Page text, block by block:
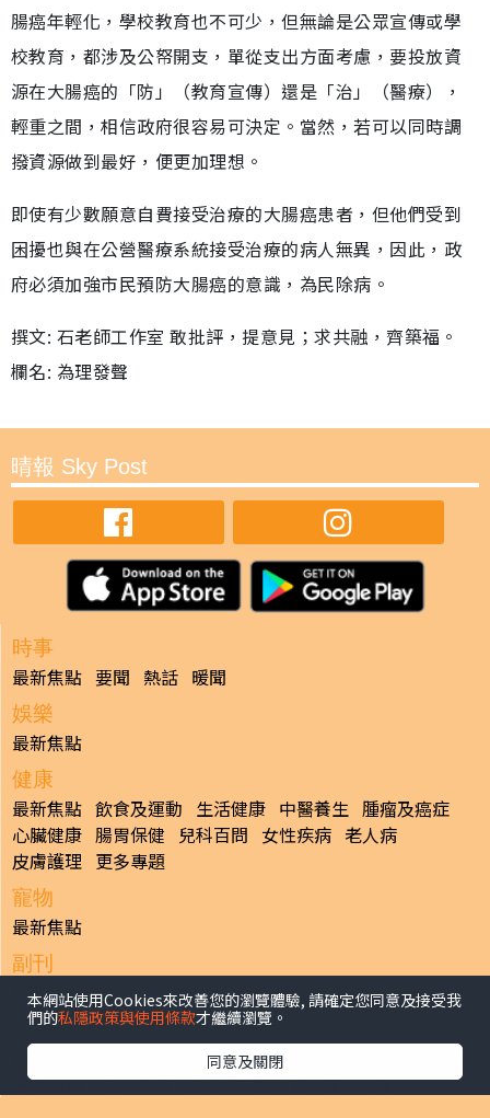
腸癌年輕化，學校教育也不可少，但無論是公眾宣傳或學
校教育，都涉及公帑開支，單從支出方面考慮，要投放資
源在大腸癌的「防」（教育宣傳）還是「治」（醫療），
輕重之間，相信政府很容易可決定。當然，若可以同時調
撥資源做到最好，便更加理想。
即使有少數願意自費接受治療的大腸癌患者，但他們受到
困擾也與在公營醫療系統接受治療的病人無異，因此，政
府必須加強市民預防大腸癌的意識，為民除病。
撰文: 石老師工作室 敢批評，提意見；求共融，齊築福。
欄名: 為理發聲
晴報 Sky Post
時事
最新焦點 要聞 熱話 暖聞
娛樂
最新焦點
健康
最新焦點 飲食及運動 生活健康 中醫養生 腫瘤及癌症
心臟健康 腸胃保健 兒科百問 女性疾病 老人病
皮膚護理 更多專題
寵物
最新焦點
副刊
最新焦點
日報
中國/國際
生活副刊 親子/教育 體育 專題/人物 昔日晴報
本網站使用Cookies來改善您的瀏覽體驗, 請確定您同意及接受我
們的私隱政策與使用條款才繼續瀏覽。
同意及關閉